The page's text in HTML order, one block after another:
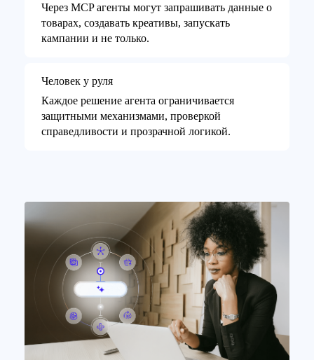
Через MCP агенты могут запрашивать данные о
товарах, создавать креативы, запускать
кампании и не только.
Человек у руля
Каждое решение агента ограничивается
защитными механизмами, проверкой
справедливости и прозрачной логикой.